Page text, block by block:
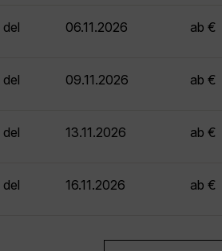
06.11.2026 ab €
09.11.2026 ab €
13.11.2026 ab €
16.11.2026 ab €